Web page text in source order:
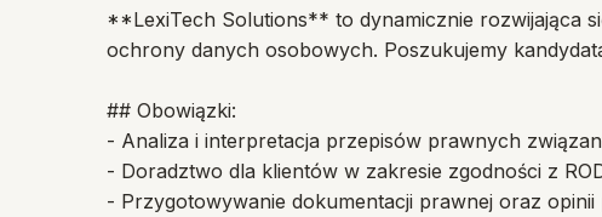
**LexiTech Solutions** to dynamicznie rozwijająca
ochrony danych osobowych. Poszukujemy
## Obowiązki:
- Analiza i interpretacja przepisów prawnych
- Doradztwo dla klientów w zakresie zgodności z
- Przygotowywanie dokumentacji prawnej oraz